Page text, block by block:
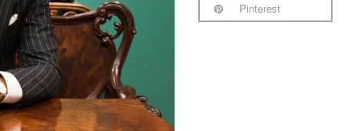
Pinterest